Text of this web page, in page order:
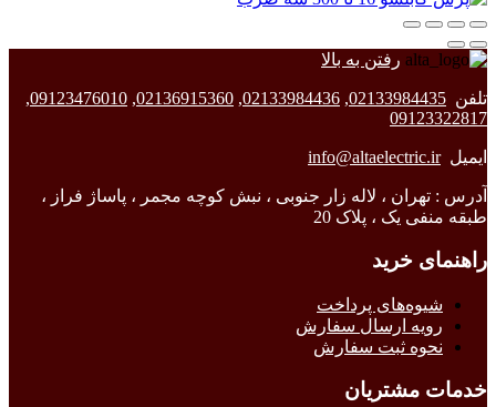
رفتن به بالا
تلفن 02133984435
,
02133984436
,
02136915360
,
09123476010
,
09123322817
ایمیلinfo@altaelectric.ir
آدرس : تهران ، لاله زار جنوبی ، نبش کوچه مجمر ، پاساژ فراز ،
طبقه منفی یک ، پلاک 20
راهنمای خرید
شیوه‌های پرداخت
رویه ارسال سفارش
نحوه ثبت سفارش
خدمات مشتریان